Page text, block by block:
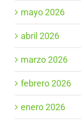
mayo 2026
abril 2026
marzo 2026
febrero 2026
enero 2026